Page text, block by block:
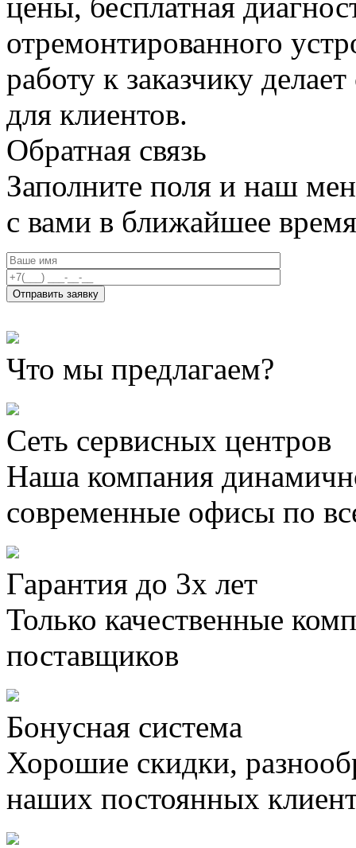
отремонтированного
работу к заказчику
для клиентов.
Обратная связь
Заполните поля и наш
с вами в ближайшее время
Что мы предлагаем?
Сеть сервисных центров
Наша компания
современные офисы по
Гарантия до 3х лет
Только качественные
поставщиков
Бонусная система
Хорошие скидки,
наших постоянных